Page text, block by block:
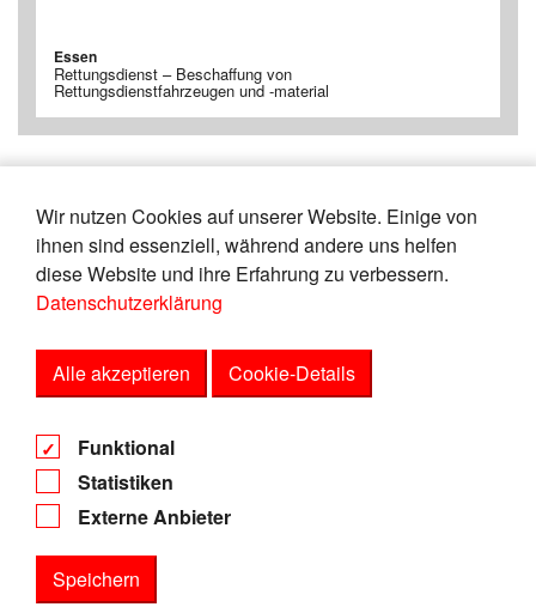
Wir nutzen Cookies auf unserer Website. Einige von
ihnen sind essenziell, während andere uns helfen
diese Website und ihre Erfahrung zu verbessern.
Datenschutzerklärung
Alle akzeptieren Cookie-Details
Funktional
Statistiken
Externe Anbieter
Speichern
Essen
Rettungsdienst – Beschaffung von
Rettungsdienstfahrzeugen und -material
« 19 20 21 22 23 24 25
26
27
28 »
Impressum